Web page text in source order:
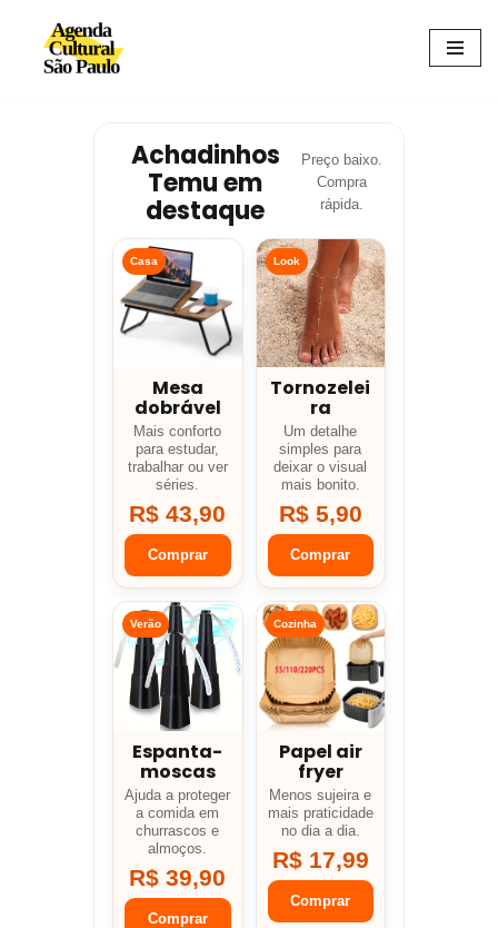
Avançar
Achadinhos
Temu em
destaque
Preço baixo.
Compra
rápida.
Casa
Mesa
dobrável
Mais conforto
para estudar,
trabalhar ou ver
séries.
R$ 43,90
Comprar
Look
Tornozelei
ra
Um detalhe
simples para
deixar o visual
mais bonito.
R$ 5,90
Comprar
Verão
Espanta-
moscas
Ajuda a proteger
a comida em
churrascos e
almoços.
R$ 39,90
Comprar
Cozinha
Papel air
fryer
Menos sujeira e
mais praticidade
no dia a dia.
R$ 17,99
Comprar